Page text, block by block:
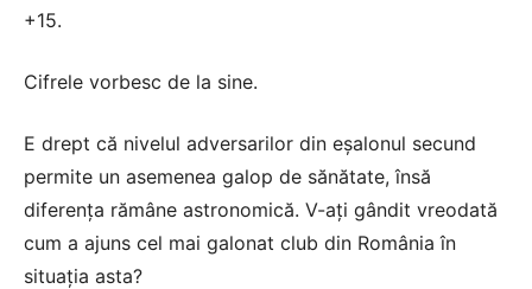
+15.
Cifrele vorbesc de la sine.
E drept că nivelul adversarilor din eșalonul secund
permite un asemenea galop de sănătate, însă
diferența rămâne astronomică. V-ați gândit vreodată
cum a ajuns cel mai galonat club din România în
situația asta?